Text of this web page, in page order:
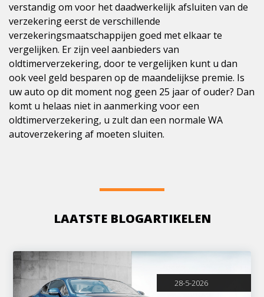
verstandig om voor het daadwerkelijk afsluiten van de
verzekering eerst de verschillende
verzekeringsmaatschappijen goed met elkaar te
vergelijken. Er zijn veel aanbieders van
oldtimerverzekering, door te vergelijken kunt u dan
ook veel geld besparen op de maandelijkse premie. Is
uw auto op dit moment nog geen 25 jaar of ouder? Dan
komt u helaas niet in aanmerking voor een
oldtimerverzekering, u zult dan een normale WA
autoverzekering af moeten sluiten.
LAATSTE BLOGARTIKELEN
28-5-2026